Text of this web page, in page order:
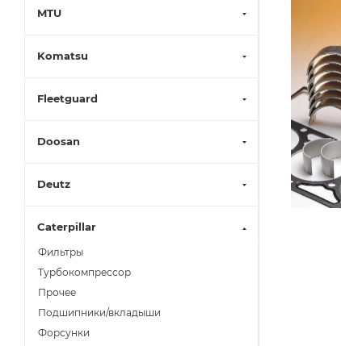
MTU
Komatsu
Fleetguard
Doosan
Deutz
Caterpillar
Фильтры
Турбокомпрессор
Прочее
Подшипники/вкладыши
Форсунки